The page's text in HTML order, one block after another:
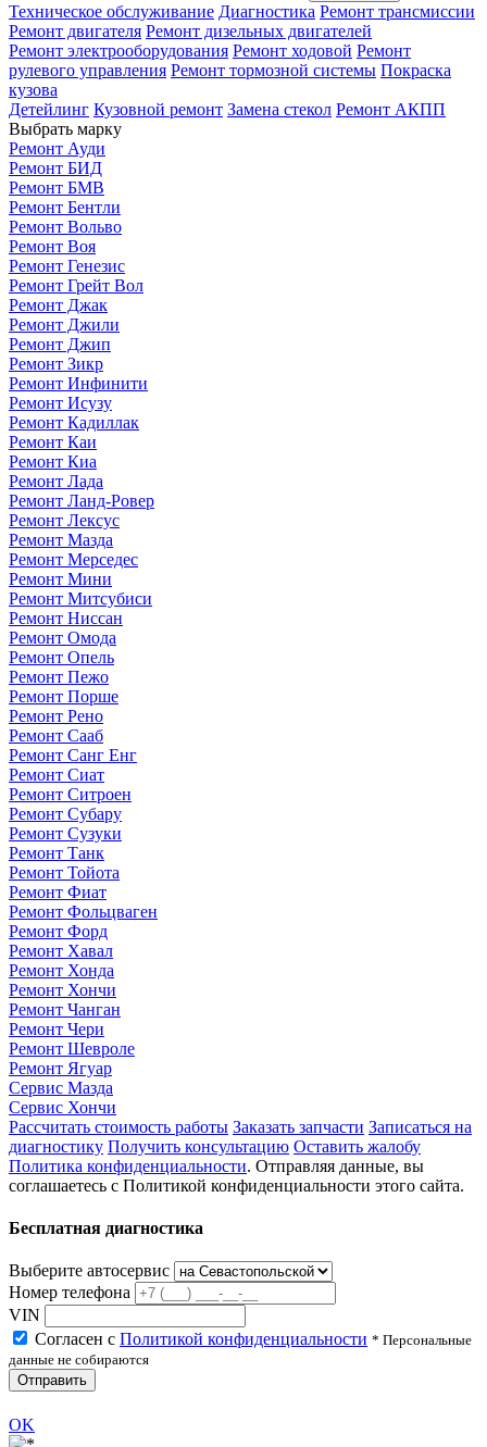
Техническое обслуживание Диагностика Ремонт трансмиссии
Ремонт двигателя Ремонт дизельных двигателей
Ремонт электрооборудования Ремонт ходовой Ремонт
рулевого управления Ремонт тормозной системы Покраска
кузова
Детейлинг Кузовной ремонт Замена стекол Ремонт АКПП
Выбрать марку
Ремонт Ауди
Ремонт БИД
Ремонт БМВ
Ремонт Бентли
Ремонт Вольво
Ремонт Воя
Ремонт Генезис
Ремонт Грейт Вол
Ремонт Джак
Ремонт Джили
Ремонт Джип
Ремонт Зикр
Ремонт Инфинити
Ремонт Исузу
Ремонт Кадиллак
Ремонт Каи
Ремонт Киа
Ремонт Лада
Ремонт Ланд-Ровер
Ремонт Лексус
Ремонт Мазда
Ремонт Мерседес
Ремонт Мини
Ремонт Митсубиси
Ремонт Ниссан
Ремонт Омода
Ремонт Опель
Ремонт Пежо
Ремонт Порше
Ремонт Рено
Ремонт Сааб
Ремонт Санг Енг
Ремонт Сиат
Ремонт Ситроен
Ремонт Субару
Ремонт Сузуки
Ремонт Танк
Ремонт Тойота
Ремонт Фиат
Ремонт Фольцваген
Ремонт Форд
Ремонт Хавал
Ремонт Хонда
Ремонт Хончи
Ремонт Чанган
Ремонт Чери
Ремонт Шевроле
Ремонт Ягуар
Сервис Мазда
Сервис Хончи
Рассчитать стоимость работы Заказать запчасти Записаться на
диагностику Получить консультацию Оставить жалобу
Политика конфиденциальности. Отправляя данные, вы
соглашаетесь с Политикой конфиденциальности этого сайта.
Бесплатная диагностика
Выберите автосервис
Номер телефона
VIN
Согласен с Политикой конфиденциальности * Персональные
данные не собираются
Отправить
OK